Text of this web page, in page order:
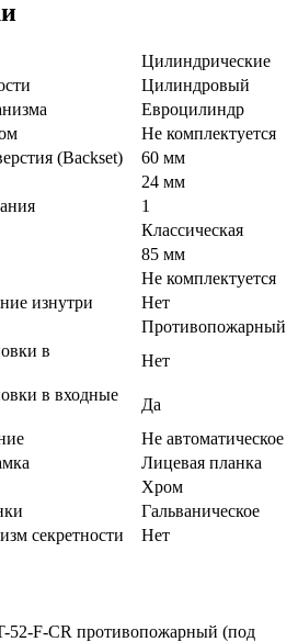
Цилиндрические
Цилиндровый
Евроцилиндр
Не комплектуется
(Backset)
60 мм
24 мм
1
Классическая
85 мм
Не комплектуется
изнутри
Нет
Противопожарный
в
Нет
в входные
Да
Не автоматическое
Лицевая планка
Хром
Гальваническое
секретности
Нет
52-F-CR противопожарный (под